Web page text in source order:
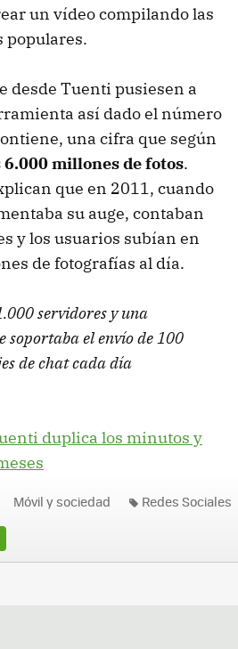
un vídeo compilando las
populares.
desde Tuenti pusiesen a
así dado el número
una cifra que según
millones de fotos.
que en 2011, cuando
su auge, contaban
y los usuarios subían en
de fotografías al día.
servidores y una
el envío de 100
de chat cada día
duplica los minutos y
Móvil y sociedad Redes Sociales